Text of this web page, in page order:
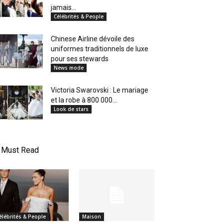
jamais...
Célébrités & People
Chinese Airline dévoile des
uniformes traditionnels de luxe
pour ses stewards
News mode
Victoria Swarovski : Le mariage
et la robe à 800 000...
Look de stars
Must Read
& People Maison